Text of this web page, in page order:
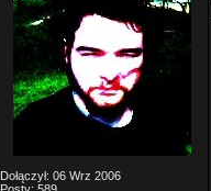
Dołączył: 06 Wrz 2006